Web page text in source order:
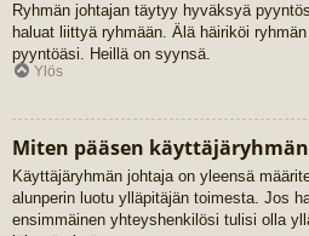
Ryhmän johtajan täytyy hyväksyä
haluat liittyä ryhmään. Älä häiriköi
pyyntöäsi. Heillä on syynsä.
Ylös
Miten pääsen
Käyttäjäryhmän johtaja on yleensä
alunperin luotu ylläpitäjän toimesta. Jos
ensimmäinen yhteyshenkilösi tulisi olla